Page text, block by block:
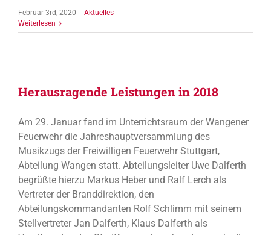
Februar 3rd, 2020
Aktuelles
Weiterlesen
Herausragende Leistungen in 2018
Am 29. Januar fand im Unterrichtsraum der Wangener
Feuerwehr die Jahreshauptversammlung des
Musikzugs der Freiwilligen Feuerwehr Stuttgart,
Abteilung Wangen statt. Abteilungsleiter Uwe Dalferth
begrüßte hierzu Markus Heber und Ralf Lerch als
Vertreter der Branddirektion, den
Abteilungskommandanten Rolf Schlimm mit seinem
Stellvertreter Jan Dalferth, Klaus Dalferth als